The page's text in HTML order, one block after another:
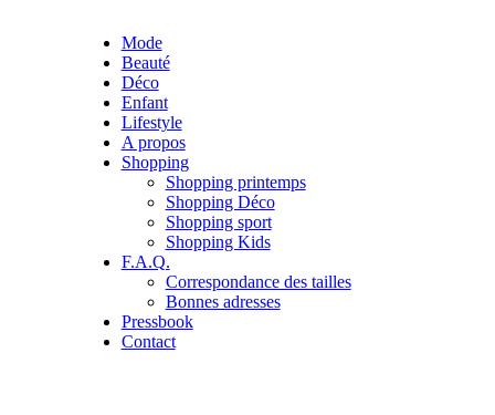
Mode
Beauté
Déco
Enfant
Lifestyle
A propos
Shopping
Shopping printemps
Shopping Déco
Shopping sport
Shopping Kids
F.A.Q.
Correspondance des tailles
Bonnes adresses
Pressbook
Contact